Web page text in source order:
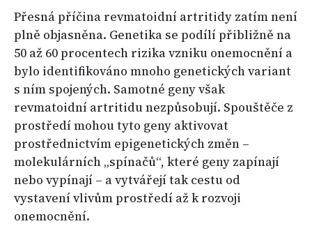
Přesná příčina revmatoidní artritidy zatím není
plně objasněna. Genetika se podílí přibližně na
50 až 60 procentech rizika vzniku onemocnění a
bylo identifikováno mnoho genetických variant
s ním spojených. Samotné geny však
revmatoidní artritidu nezpůsobují. Spouštěče z
prostředí mohou tyto geny aktivovat
prostřednictvím epigenetických změn –
molekulárních „spínačů“, které geny zapínají
nebo vypínají – a vytvářejí tak cestu od
vystavení vlivům prostředí až k rozvoji
onemocnění.